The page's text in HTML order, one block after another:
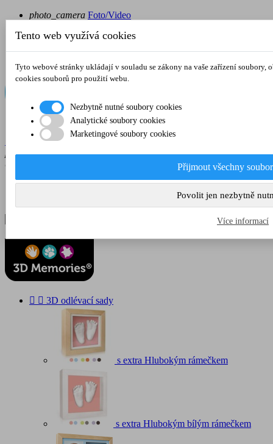
photo_camera Foto/Video
place Kontakt
Přihlásit se
phone +420 603 588 179
CZK
  3D odlévací sady
s extra Hlubokým rámečkem
s extra Hlubokým bílým rámečkem
Tento web využívá cookies
Tyto webové stránky ukládají v souladu se zákony na vaše zařízení soubory,
cookies souborů pro použití webu.
Nezbytně nutné soubory cookies
Analytické soubory cookies
Marketingové soubory cookies
Přijmout všechny
Povolit jen nezbytně
Více informací